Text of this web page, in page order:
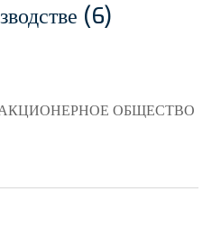
(6)
ОБЩЕСТВО